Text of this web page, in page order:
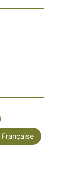
Française